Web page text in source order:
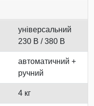
універсальний
230 В / 380 В
автоматичний +
ручний
4 кг